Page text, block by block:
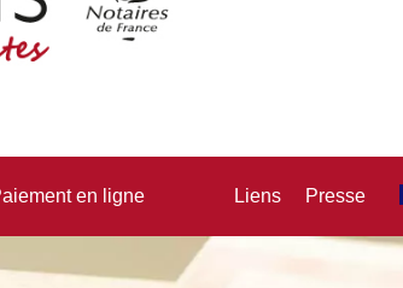
en ligne Liens Presse